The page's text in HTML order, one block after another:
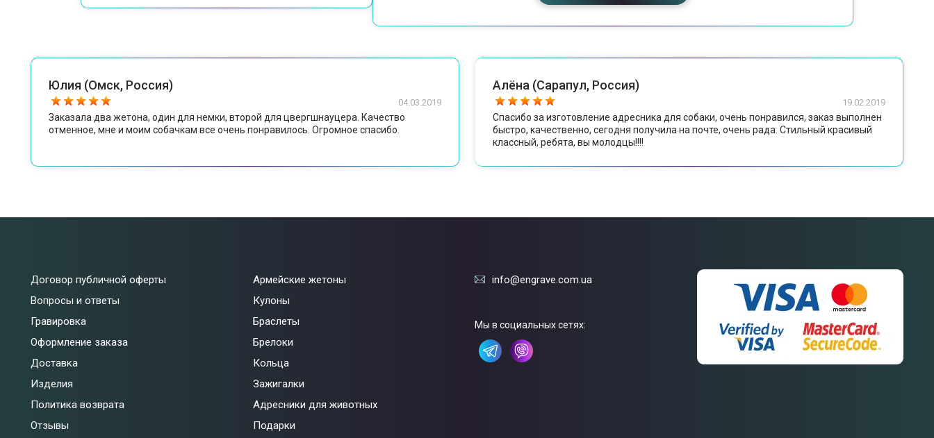
Юлия (Омск, Россия)
04.03.2019
Заказала два жетона, один для немки, второй для цвергшнауцера. Качество
отменное, мне и моим собачкам все очень понравилось. Огромное спасибо.
Алёна (Сарапул, Россия)
19.02.2019
Спасибо за изготовление адресника для собаки, очень понравился, заказ выполнен
быстро, качественно, сегодня получила на почте, очень рада. Стильный красивый
классный, ребята, вы молодцы!!!!
Договор публичной оферты
Вопросы и ответы
Гравировка
Оформление заказа
Доставка
Изделия
Политика возврата
Отзывы
Армейские жетоны
Кулоны
Браслеты
Брелоки
Кольца
Зажигалки
Адресники для животных
Подарки
info@engrave.com.ua
Мы в социальных сетях:
Связаться
с нами